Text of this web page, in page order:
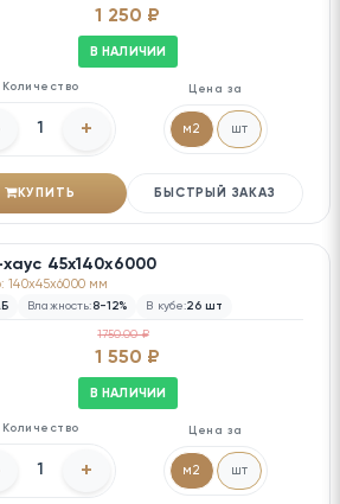
1 250 ₽
В НАЛИЧИИ
Количество
+
Цена за
м2 шт
КУПИТЬ БЫСТРЫЙ ЗАКАЗ
45х140х6000
140x45x6000 мм
Влажность: 8-12% В кубе:26 шт
1750.00 ₽
1 550 ₽
В НАЛИЧИИ
Количество
+
Цена за
м2 шт